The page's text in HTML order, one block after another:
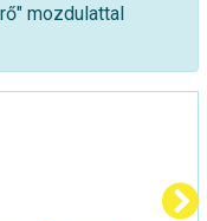
mozdulattal